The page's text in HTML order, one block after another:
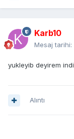
Karb10
Mesaj tarihi:
yukleyib deyirem indi
Alıntı